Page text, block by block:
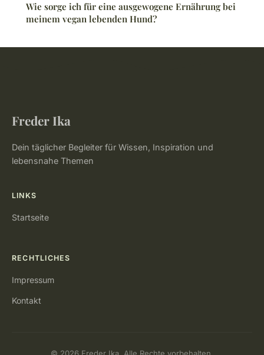
Wie sorge ich für eine ausgewogene Ernährung bei
meinem vegan lebenden Hund?
Freder Ika
Dein täglicher Begleiter für Wissen, Inspiration und
lebensnahe Themen
LINKS
Startseite
RECHTLICHES
Impressum
Kontakt